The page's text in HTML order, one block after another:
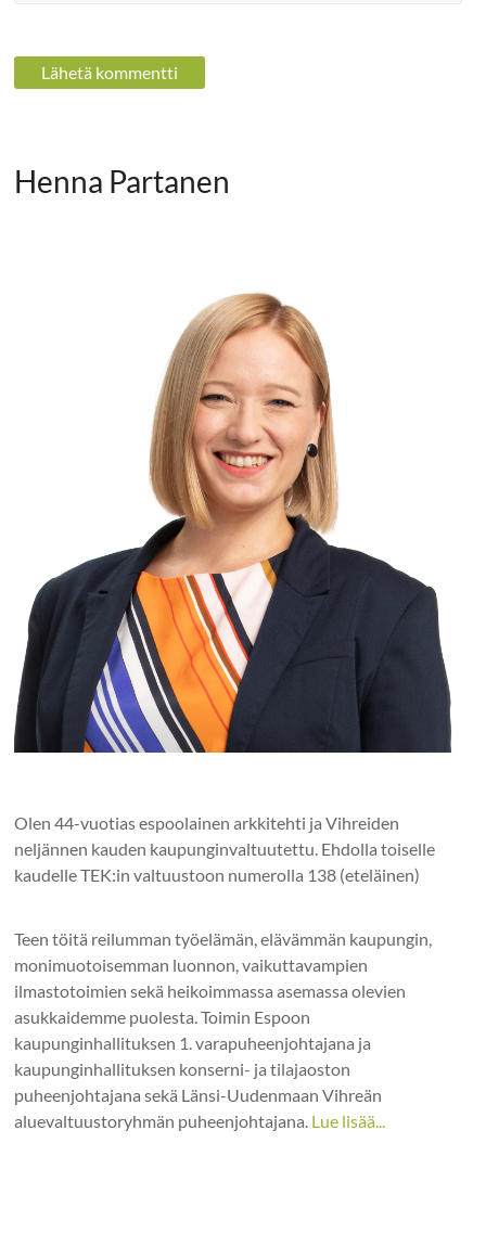
Henna Partanen
Olen 44-vuotias espoolainen arkkitehti ja Vihreiden
neljännen kauden kaupunginvaltuutettu. Ehdolla toiselle
kaudelle TEK:in valtuustoon numerolla 138 (eteläinen)
Teen töitä reilumman työelämän, elävämmän kaupungin,
monimuotoisemman luonnon, vaikuttavampien
ilmastotoimien sekä heikoimmassa asemassa olevien
asukkaidemme puolesta. Toimin Espoon
kaupunginhallituksen 1. varapuheenjohtajana ja
kaupunginhallituksen konserni- ja tilajaoston
puheenjohtajana sekä Länsi-Uudenmaan Vihreän
aluevaltuustoryhmän puheenjohtajana. Lue lisää...